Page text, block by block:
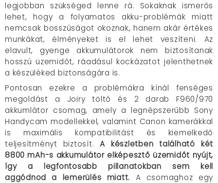
legjobban szükséged lenne rá. Sokaknak ismerős
lehet, hogy a folyamatos akku-problémák miatt
nemcsak bosszúságot okoznak, hanem akár értékes
munkákat, élményeket is el lehet veszíteni. Az
elavult, gyenge akkumulátorok nem biztosítanak
hosszú üzemidőt, ráadásul kockázatot jelenthetnek
a készüléked biztonságára is.
Pontosan ezekre a problémákra kínál fenséges
megoldást a Joiry töltő és 2 darab F960/970
akkumlátor csomag, amely a legnépszerűbb Sony
Handycam modellekkel, valamint Canon kamerákkal
is maximális kompatibilitást és kiemelkedő
teljesítményt biztosít.A készletben található két
8800 mAh-s akkumulátor elképesztő üzemidőt nyújt,
így a legfontosabb pillanatokban sem kell
aggódnod a lemerülés miatt. A csomaghoz egy